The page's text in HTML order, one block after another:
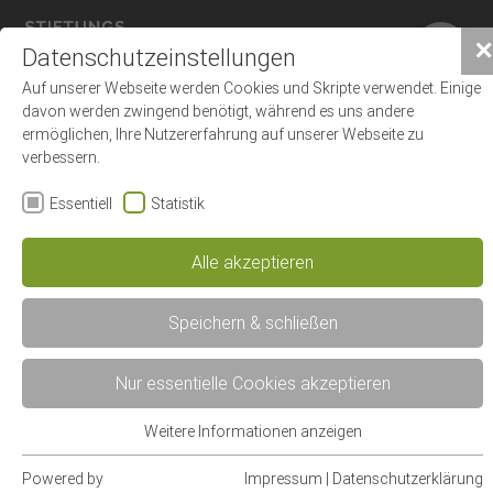
✕
Datenschutzeinstellungen
Auf unserer Webseite werden Cookies und Skripte verwendet. Einige
davon werden zwingend benötigt, während es uns andere
ermöglichen, Ihre Nutzererfahrung auf unserer Webseite zu
verbessern.
Essentiell Statistik
Alle akzeptieren
Speichern & schließen
Nur essentielle Cookies akzeptieren
Essentielle Cookies werden für grundlegende Funktionen der
Weitere Informationen anzeigen
Powered by
Impressum | Datenschutzerklärung
×
Leistungsspektrum
Schwerpunkt N -
Nephrologie /
Nierenerkrankungen